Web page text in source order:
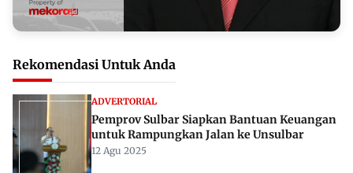
Rekomendasi Untuk Anda
ADVERTORIAL
Pemprov Sulbar Siapkan Bantuan Keuangan
untuk Rampungkan Jalan ke Unsulbar
12 Agu 2025